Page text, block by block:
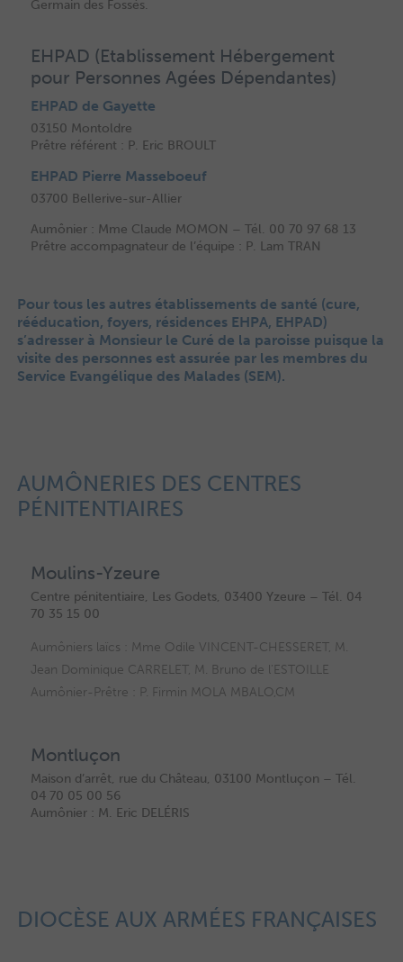
Germain des Fossés.
EHPAD (Etablissement Hébergement
pour Personnes Agées Dépendantes)
EHPAD de Gayette
03150 Montoldre
Prêtre référent : P. Eric BROULT
EHPAD Pierre Masseboeuf
03700 Bellerive-sur-Allier
Aumônier : Mme Claude MOMON – Tél. 00 70 97 68 13
Prêtre accompagnateur de l’équipe : P. Lam TRAN
Pour tous les autres établissements de santé (cure,
rééducation, foyers, résidences EHPA, EHPAD)
s’adresser à Monsieur le Curé de la paroisse puisque la
visite des personnes est assurée par les membres du
Service Evangélique des Malades (SEM).
AUMÔNERIES DES CENTRES
PÉNITENTIAIRES
Moulins-Yzeure
Centre pénitentiaire, Les Godets, 03400 Yzeure – Tél. 04
70 35 15 00
Aumôniers laïcs : Mme Odile VINCENT-CHESSERET, M.
Jean Dominique CARRELET, M. Bruno de l’ESTOILLE
Aumônier-Prêtre : P. Firmin MOLA MBALO,CM
Montluçon
Maison d’arrêt, rue du Château, 03100 Montluçon – Tél.
04 70 05 00 56
Aumônier : M. Eric DELÉRIS
DIOCÈSE AUX ARMÉES FRANÇAISES